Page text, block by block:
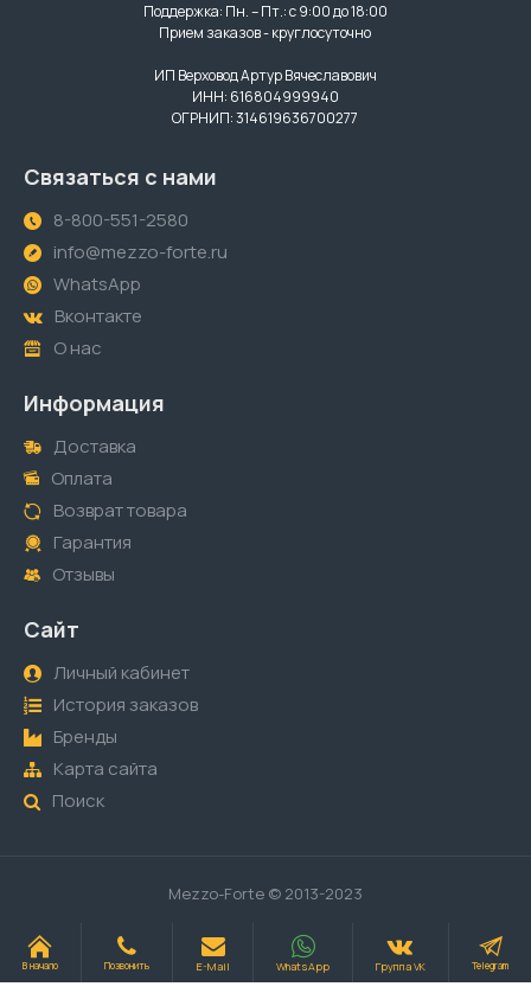
Поддержка: Пн. – Пт.: с 9:00 до 18:00
Прием заказов - круглосуточно
ИП Верховод Артур Вячеславович
ИНН: 616804999940
ОГРНИП: 314619636700277
Связаться с нами
8-800-551-2580
info@mezzo-forte.ru
WhatsApp
Вконтакте
О нас
Информация
Доставка
Оплата
Возврат товара
Гарантия
Отзывы
Сайт
Личный кабинет
История заказов
Бренды
Карта сайта
Поиск
Mezzo-Forte © 2013-2023
В начало Позвонить E-Mail WhatsApp Группа VK Telegram